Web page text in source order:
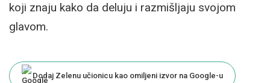
koji znaju kako da deluju i razmišljaju svojom
glavom.
Dodaj Zelenu učionicu kao omiljeni izvor na Google-u